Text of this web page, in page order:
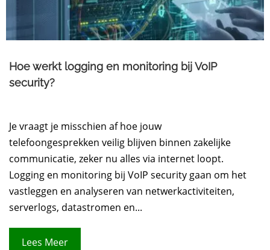
Hoe werkt logging en monitoring bij VoIP
security?
Je vraagt je misschien af hoe jouw
telefoongesprekken veilig blijven binnen zakelijke
communicatie, zeker nu alles via internet loopt.
Logging en monitoring bij VoIP security gaan om het
vastleggen en analyseren van netwerkactiviteiten,
serverlogs, datastromen en...
Lees Meer